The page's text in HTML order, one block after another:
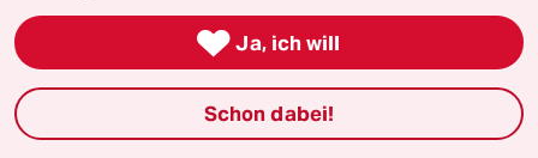
Presse
 Ja, ich will
Schon dabei!